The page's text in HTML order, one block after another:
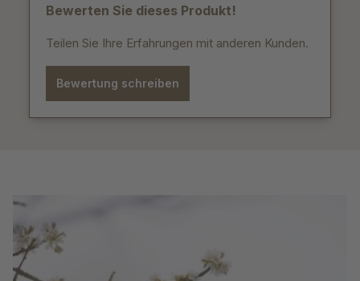
Bewerten Sie dieses Produkt!
Teilen Sie Ihre Erfahrungen mit anderen Kunden.
Bewertung schreiben